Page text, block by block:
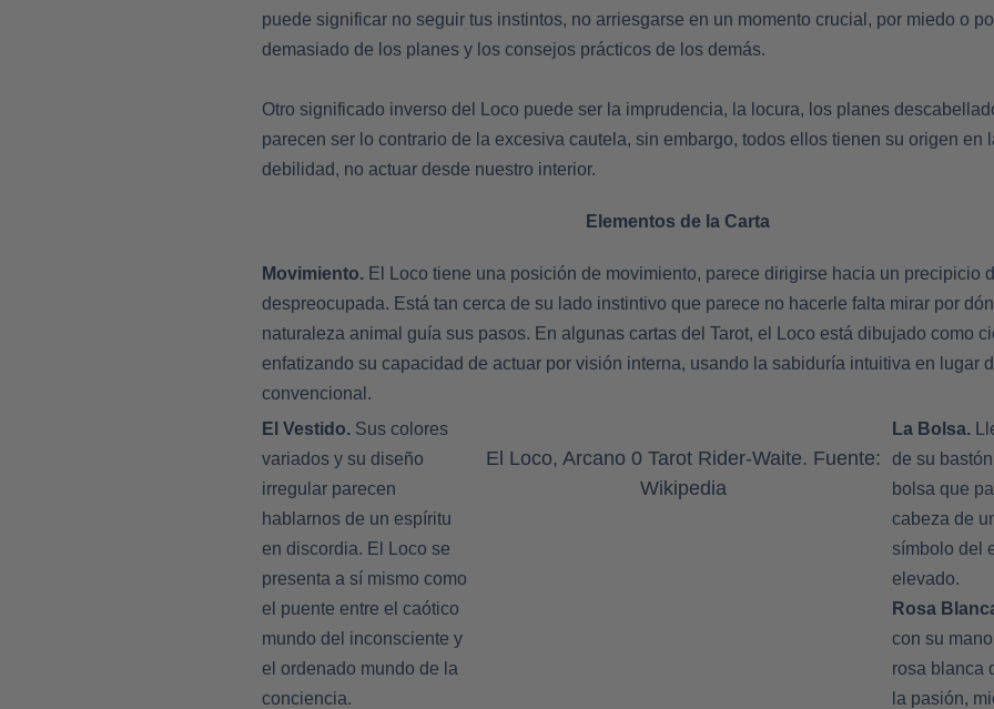
puede significar no seguir tus instintos, no arriesgarse en un momento crucial, por miedo o
demasiado de los planes y los consejos prácticos de los demás.
Otro significado inverso del Loco puede ser la imprudencia, la locura, los planes
parecen ser lo contrario de la excesiva cautela, sin embargo, todos ellos tienen su origen en
debilidad, no actuar desde nuestro interior.
Elementos de la Carta
Movimiento. El Loco tiene una posición de movimiento, parece dirigirse hacia un precipicio
despreocupada. Está tan cerca de su lado instintivo que parece no hacerle falta mirar por
naturaleza animal guía sus pasos. En algunas cartas del Tarot, el Loco está dibujado como
enfatizando su capacidad de actuar por visión interna, usando la sabiduría intuitiva en lugar
convencional.
El Vestido. Sus colores
variados y su diseño
irregular parecen
hablarnos de un espíritu
en discordia. El Loco se
presenta a sí mismo como
el puente entre el caótico
mundo del inconsciente y
el ordenado mundo de la
conciencia.
El Loco, Arcano 0 Tarot Rider-Waite. Fuente:
Wikipedia
La Bolsa.
de su
bolsa que
cabeza de
símbolo del
elevado.
Rosa
con su
rosa blanca
la pasión,